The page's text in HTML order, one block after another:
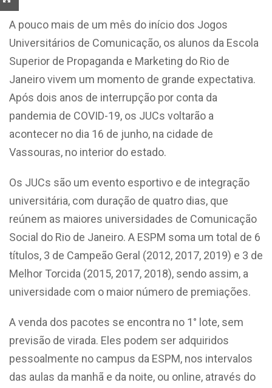
A pouco mais de um mês do início dos Jogos
Universitários de Comunicação, os alunos da Escola
Superior de Propaganda e Marketing do Rio de
Janeiro vivem um momento de grande expectativa.
Após dois anos de interrupção por conta da
pandemia de COVID-19, os JUCs voltarão a
acontecer no dia 16 de junho, na cidade de
Vassouras, no interior do estado.
Os JUCs são um evento esportivo e de integração
universitária, com duração de quatro dias, que
reúnem as maiores universidades de Comunicação
Social do Rio de Janeiro. A ESPM soma um total de 6
títulos, 3 de Campeão Geral (2012, 2017, 2019) e 3 de
Melhor Torcida (2015, 2017, 2018), sendo assim, a
universidade com o maior número de premiações.
A venda dos pacotes se encontra no 1° lote, sem
previsão de virada. Eles podem ser adquiridos
pessoalmente no campus da ESPM, nos intervalos
das aulas da manhã e da noite, ou online, através do